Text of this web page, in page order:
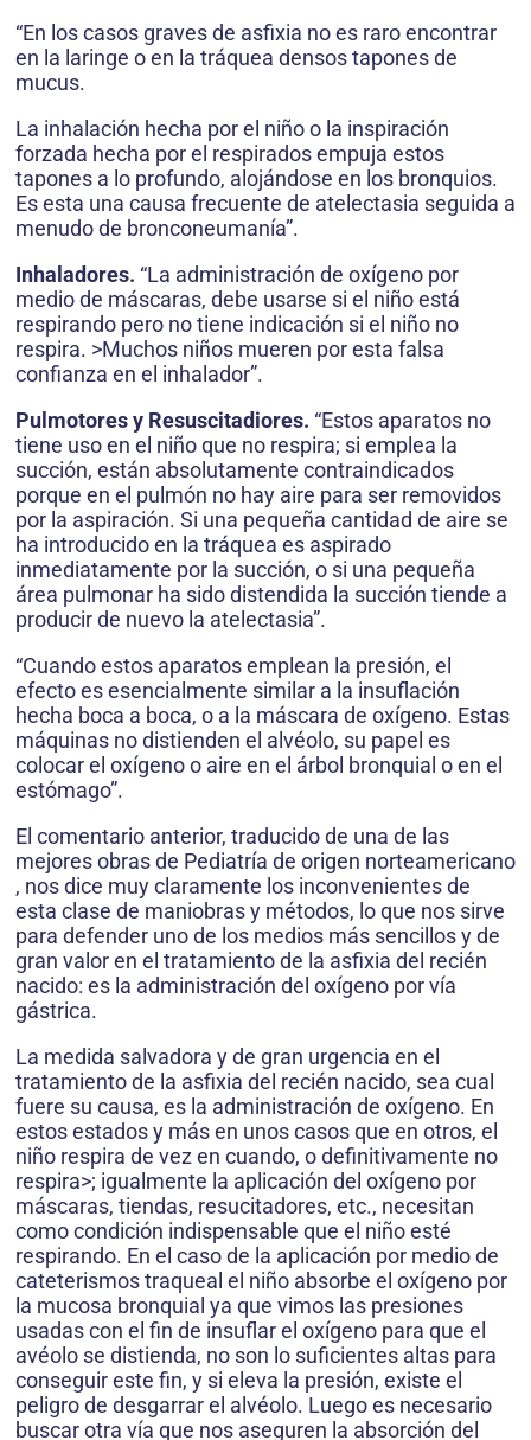
“En los casos graves de asfixia no es raro encontrar
en la laringe o en la tráquea densos tapones de
mucus.
La inhalación hecha por el niño o la inspiración
forzada hecha por el respirados empuja estos
tapones a lo profundo, alojándose en los bronquios.
Es esta una causa frecuente de atelectasia seguida a
menudo de bronconeumanía”.
Inhaladores. “La administración de oxígeno por
medio de máscaras, debe usarse si el niño está
respirando pero no tiene indicación si el niño no
respira. >Muchos niños mueren por esta falsa
confianza en el inhalador”.
Pulmotores y Resuscitadiores. “Estos aparatos no
tiene uso en el niño que no respira; si emplea la
succión, están absolutamente contraindicados
porque en el pulmón no hay aire para ser removidos
por la aspiración. Si una pequeña cantidad de aire se
ha introducido en la tráquea es aspirado
inmediatamente por la succión, o si una pequeña
área pulmonar ha sido distendida la succión tiende a
producir de nuevo la atelectasia”.
“Cuando estos aparatos emplean la presión, el
efecto es esencialmente similar a la insuflación
hecha boca a boca, o a la máscara de oxígeno. Estas
máquinas no distienden el alvéolo, su papel es
colocar el oxígeno o aire en el árbol bronquial o en el
estómago”.
El comentario anterior, traducido de una de las
mejores obras de Pediatría de origen norteamericano
, nos dice muy claramente los inconvenientes de
esta clase de maniobras y métodos, lo que nos sirve
para defender uno de los medios más sencillos y de
gran valor en el tratamiento de la asfixia del recién
nacido: es la administración del oxígeno por vía
gástrica.
La medida salvadora y de gran urgencia en el
tratamiento de la asfixia del recién nacido, sea cual
fuere su causa, es la administración de oxígeno. En
estos estados y más en unos casos que en otros, el
niño respira de vez en cuando, o definitivamente no
respira>; igualmente la aplicación del oxígeno por
máscaras, tiendas, resucitadores, etc., necesitan
como condición indispensable que el niño esté
respirando. En el caso de la aplicación por medio de
cateterismos traqueal el niño absorbe el oxígeno por
la mucosa bronquial ya que vimos las presiones
usadas con el fin de insuflar el oxígeno para que el
avéolo se distienda, no son lo suficientes altas para
conseguir este fin, y si eleva la presión, existe el
peligro de desgarrar el alvéolo. Luego es necesario
buscar otra vía que nos aseguren la absorción del